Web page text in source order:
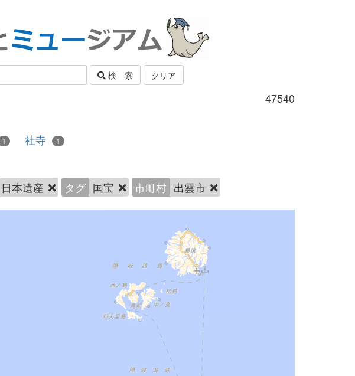
検 索 クリア
47540
1 社寺 1
日本遺産 タグ 国宝 市町村 出雲市